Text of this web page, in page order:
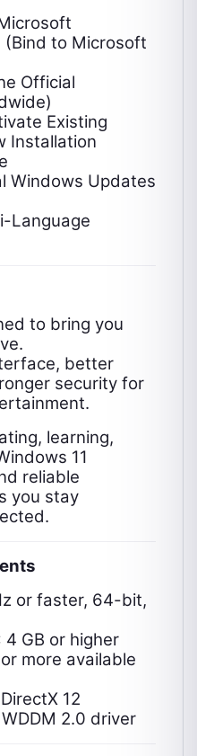
(Bind to Microsoft
Official
Existing
Installation
Windows Updates
Language
to bring you
better
security for
learning,
11
reliable
you stay
or faster, 64-bit,
4 GB or higher
more available
DirectX 12
2.0 driver